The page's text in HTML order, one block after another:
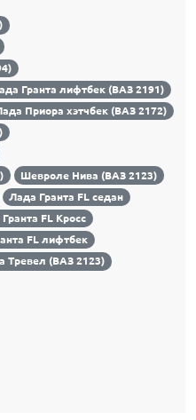
Гранта лифтбек (ВАЗ 2191)
Приора хэтчбек (ВАЗ 2172)
Шевроле Нива (ВАЗ 2123)
Лада Гранта FL седан
FL Кросс
FL лифтбек
Тревел (ВАЗ 2123)